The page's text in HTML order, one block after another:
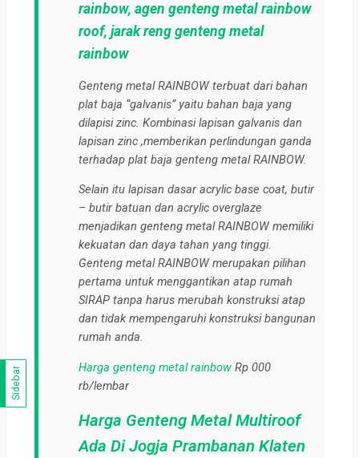
rainbow,agen genteng metal rainbow
roof,jarak reng genteng metal
rainbow
Genteng metal RAINBOW terbuat dari bahan
plat baja “galvanis” yaitu bahan baja yang
dilapisi zinc. Kombinasi lapisan galvanis dan
lapisan zinc ,memberikan perlindungan ganda
terhadap plat baja genteng metal RAINBOW.
Selain itu lapisan dasar acrylic base coat, butir
– butir batuan dan acrylic overglaze
menjadikan genteng metal RAINBOW memiliki
kekuatan dan daya tahan yang tinggi.
Genteng metal RAINBOW merupakan pilihan
pertama untuk menggantikan atap rumah
SIRAP tanpa harus merubah konstruksi atap
dan tidak mempengaruhi konstruksi bangunan
rumah anda.
Harga genteng metal rainbow Rp 000
rb/lembar
Harga Genteng Metal Multiroof
Ada Di Jogja Prambanan Klaten
Sidebar